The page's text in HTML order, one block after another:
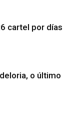
cartel por días
o último